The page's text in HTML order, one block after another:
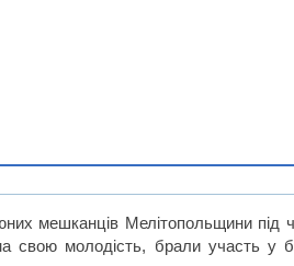
мешканців Мелітопольщини під
свою молодість, брали участь у